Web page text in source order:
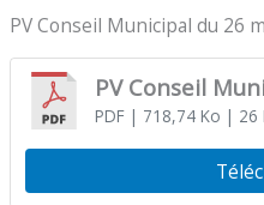
PV Conseil Municipal du 26
PV Conseil
PDF| 718,74 Ko | 26